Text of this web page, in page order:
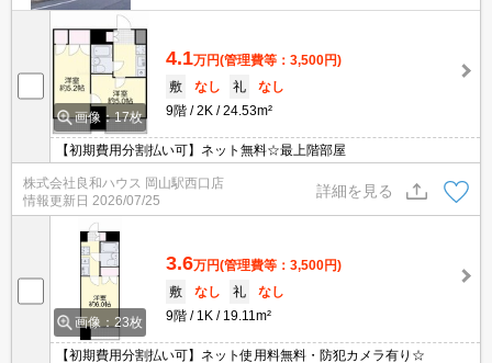
画像：17枚
4.1万円(管理費等：3,500円)
敷
なし 礼
なし
9階
2K 24.53m²
【初期費用分割払い可】ネット無料☆最上階部屋
株式会社良和ハウス 岡山駅西口店
情報更新日 2026/07/25
詳細を見る
画像：23枚
3.6万円(管理費等：3,500円)
敷
なし 礼
なし
9階
1K 19.11m²
【初期費用分割払い可】ネット使用料無料・防犯カメラ有り☆